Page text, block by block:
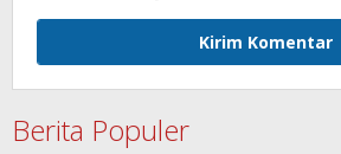
Berita Populer